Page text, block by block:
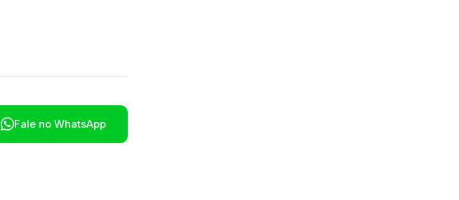
Fale no WhatsApp